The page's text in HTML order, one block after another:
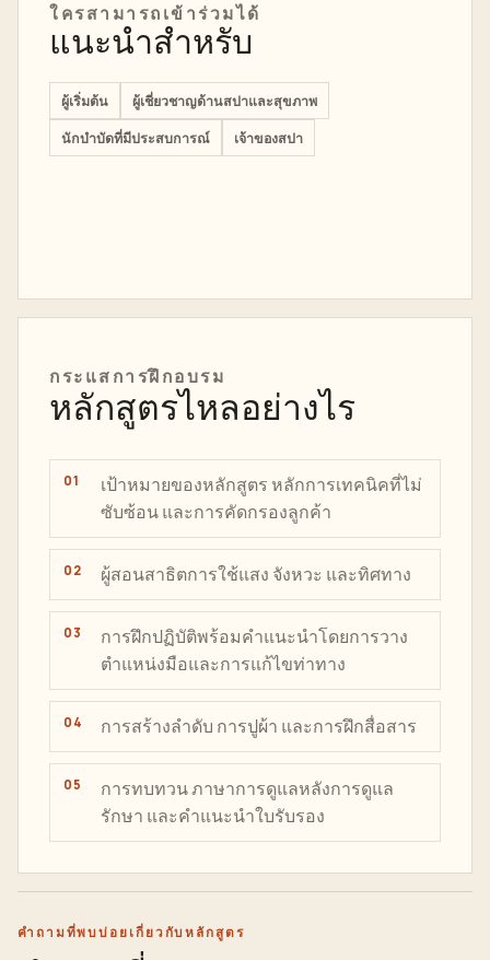
ใครสามารถเข้าร่วมได้
แนะนำสำหรับ
ผู้เริ่มต้น
ผู้เชี่ยวชาญด้านสปาและสุขภาพ
นักบำบัดที่มีประสบการณ์
เจ้าของสปา
กระแสการฝึกอบรม
หลักสูตรไหลอย่างไร
เป้าหมายของหลักสูตร หลักการเทคนิคที่ไม่
ซับซ้อน และการคัดกรองลูกค้า
ผู้สอนสาธิตการใช้แสง จังหวะ และทิศทาง
การฝึกปฏิบัติพร้อมคำแนะนำโดยการวาง
ตำแหน่งมือและการแก้ไขท่าทาง
การสร้างลำดับ การปูผ้า และการฝึกสื่อสาร
การทบทวน ภาษาการดูแลหลังการดูแล
รักษา และคำแนะนำใบรับรอง
คำถามที่พบบ่อยเกี่ยวกับหลักสูตร